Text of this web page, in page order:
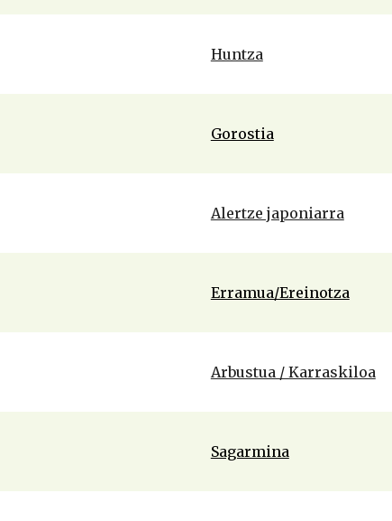
Huntza
Gorostia
Alertze japoniarra
Erramua/Ereinotza
Arbustua / Karraskiloa
Sagarmina